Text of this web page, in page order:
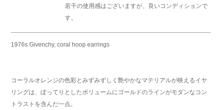
若干の使用感はございますが、良いコンディションで
す。
1976s Givenchy, coral hoop earrings
コーラルオレンジの色彩とみずみずしく艶やかなマテリアルが映えるイヤ
リングは、ぽってりとしたボリュームにゴールドのラインがモダンなコン
トラストを含んだ一点。